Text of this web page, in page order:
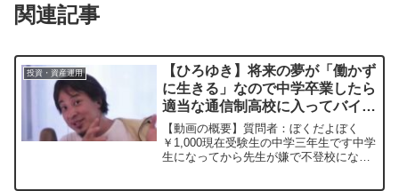
関連記事
投資・資産運用
【ひろゆき】将来の夢が「働かず
に生きる」なので中学卒業したら
適当な通信制高校に入ってバイト
代全額を投資信託に当てようと思
ってますこの将来設計で問題ない
でしょうか助言を頂きたいです。
【動画の概要】質問者：ぼくだよぼく
￥1,000現在受験生の中学三年生です中学
生になってから先生が嫌で不登校になり